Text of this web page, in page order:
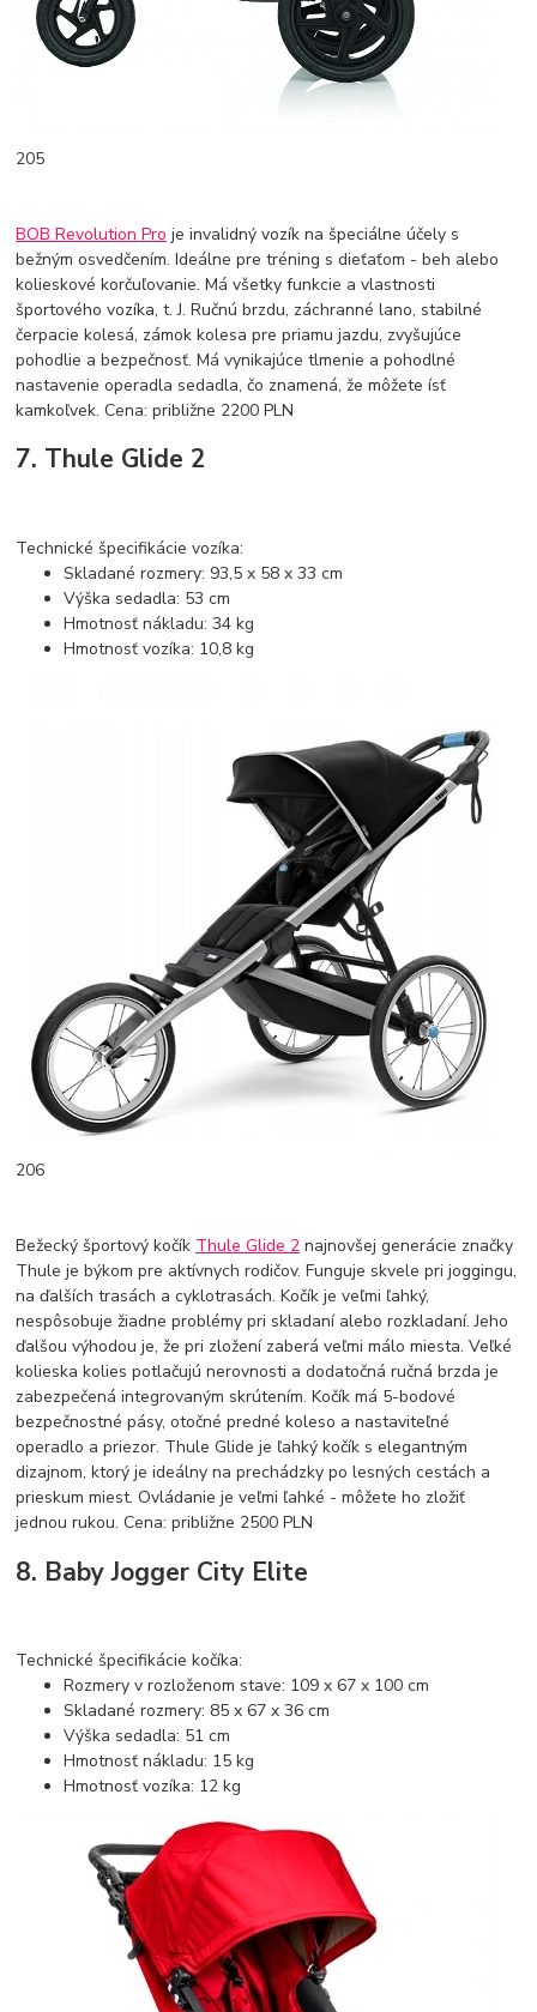
205
BOB Revolution Pro je invalidný vozík na špeciálne účely s
bežným osvedčením. Ideálne pre tréning s dieťaťom - beh alebo
kolieskové korčuľovanie. Má všetky funkcie a vlastnosti
športového vozíka, t. J. Ručnú brzdu, záchranné lano, stabilné
čerpacie kolesá, zámok kolesa pre priamu jazdu, zvyšujúce
pohodlie a bezpečnosť. Má vynikajúce tlmenie a pohodlné
nastavenie operadla sedadla, čo znamená, že môžete ísť
kamkoľvek. Cena: približne 2200 PLN
7. Thule Glide 2
Technické špecifikácie vozíka:
Skladané rozmery: 93,5 x 58 x 33 cm
Výška sedadla: 53 cm
Hmotnosť nákladu: 34 kg
Hmotnosť vozíka: 10,8 kg
206
Bežecký športový kočík Thule Glide 2 najnovšej generácie značky
Thule je býkom pre aktívnych rodičov. Funguje skvele pri joggingu,
na ďalších trasách a cyklotrasách. Kočík je veľmi ľahký,
nespôsobuje žiadne problémy pri skladaní alebo rozkladaní. Jeho
ďalšou výhodou je, že pri zložení zaberá veľmi málo miesta. Veľké
kolieska kolies potlačujú nerovnosti a dodatočná ručná brzda je
zabezpečená integrovaným skrútením. Kočík má 5-bodové
bezpečnostné pásy, otočné predné koleso a nastaviteľné
operadlo a priezor. Thule Glide je ľahký kočík s elegantným
dizajnom, ktorý je ideálny na prechádzky po lesných cestách a
prieskum miest. Ovládanie je veľmi ľahké - môžete ho zložiť
jednou rukou. Cena: približne 2500 PLN
8. Baby Jogger City Elite
Technické špecifikácie kočíka:
Rozmery v rozloženom stave: 109 x 67 x 100 cm
Skladané rozmery: 85 x 67 x 36 cm
Výška sedadla: 51 cm
Hmotnosť nákladu: 15 kg
Hmotnosť vozíka: 12 kg